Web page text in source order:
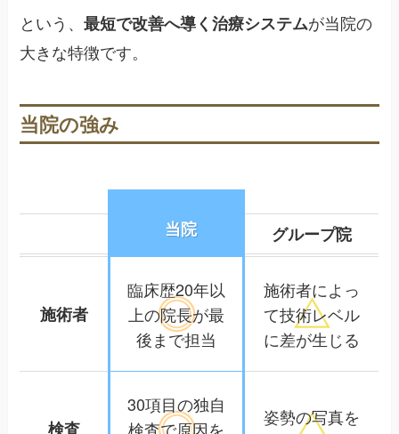
という、最短で改善へ導く治療システムが当院の
大きな特徴です。
当院の強み
当院 グループ院
施術者
臨床歴20年以
上の院長が最
後まで担当
施術者によっ
て技術レベル
に差が生じる
検査
30項目の独自
検査で原因を
姿勢の写真を